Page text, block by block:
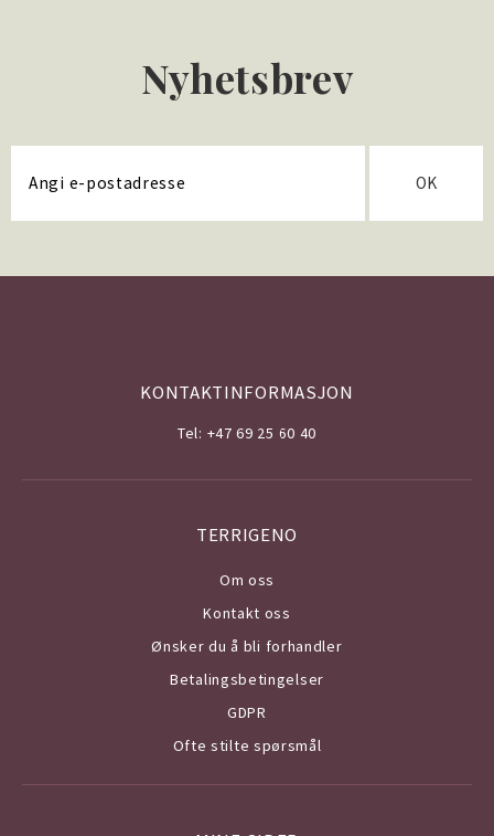
Nyhetsbrev
OK
KONTAKTINFORMASJON
Tel: +47 69 25 60 40
TERRIGENO
Om oss
Kontakt oss
Ønsker du å bli forhandler
Betalingsbetingelser
GDPR
Ofte stilte spørsmål